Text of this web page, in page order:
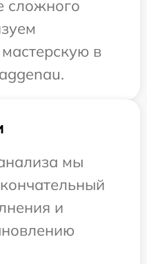
сложного
в
мы
и